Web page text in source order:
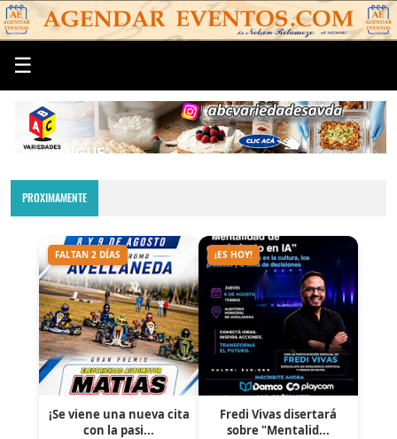
☰
PROXIMAMENTE
FALTAN 2 DÍAS
¡Se viene una nueva cita
con la pasi...
¡ES HOY!
Fredi Vivas disertará
sobre "Mentalid...